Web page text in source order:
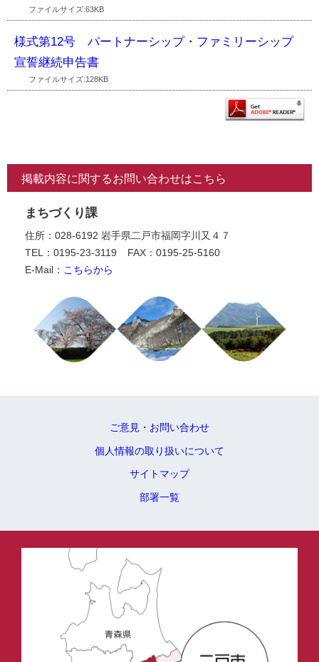
ファイルサイズ:63KB
様式第12号 パートナーシップ・ファミリーシップ
宣誓継続申告書
ファイルサイズ:128KB
掲載内容に関するお問い合わせはこちら
まちづくり課
住所：028-6192 岩手県二戸市福岡字川又４７
TEL：0195-23-3119
FAX：0195-25-5160
E-Mail： こちらから
ご意見・お問い合わせ
個人情報の取り扱いについて
サイトマップ
部署一覧